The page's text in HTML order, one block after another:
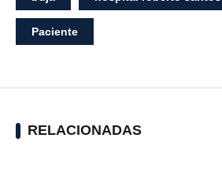
Paciente
RELACIONADAS